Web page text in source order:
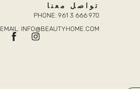
تواصل معنا
PHONE: 961 3 666 970
EMAIL: INFO@BEAUTYHOME.COM